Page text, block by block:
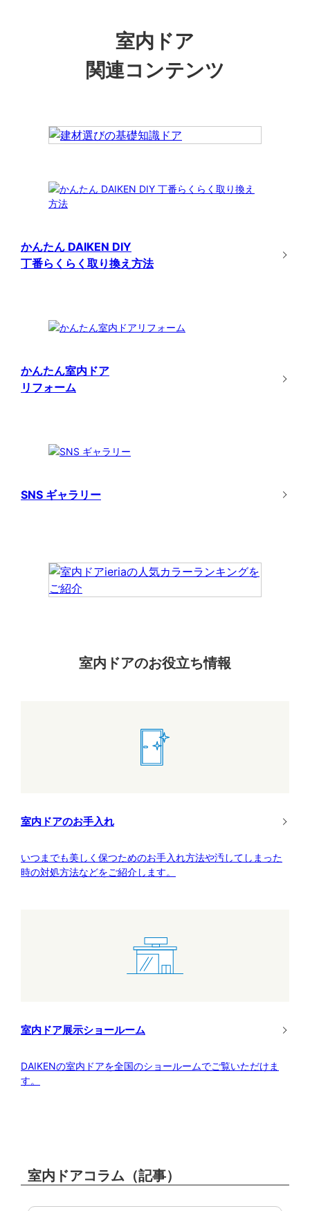
室内ドア
関連コンテンツ
かんたん DAIKEN DIY
丁番らくらく取り換え方法
かんたん室内ドア
リフォーム
SNS ギャラリー
室内ドアのお役立ち情報
室内ドアのお手入れ
いつまでも美しく保つためのお手入れ方法や汚してしまった
時の対処方法などをご紹介します。
室内ドア展示ショールーム
DAIKENの室内ドアを全国のショールームでご覧いただけま
す。
室内ドアコラム（記事）